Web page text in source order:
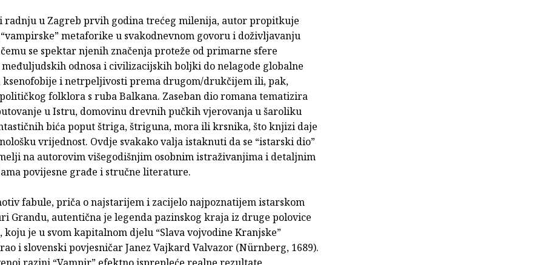
radnju u Zagreb prvih godina trećeg milenija, autor propitkuje
metaforike u svakodnevnom govoru i doživljavanju
se spektar njenih značenja proteže od primarne sfere
odnosa i civilizacijskih boljki do nelagode globalne
ksenofobije i netrpeljivosti prema drugom/drukčijem ili, pak,
folklora s ruba Balkana. Zaseban dio romana tematizira
u Istru, domovinu drevnih pučkih vjerovanja u šaroliku
bića poput štriga, štriguna, mora ili krsnika, što knjizi daje
vrijednost. Ovdje svakako valja istaknuti da se “istarski dio”
na autorovim višegodišnjim osobnim istraživanjima i detaljnim
povijesne građe i stručne literature.
fabule, priča o najstarijem i zacijelo najpoznatijem istarskom
Grandu, autentična je legenda pazinskog kraja iz druge polovice
koju je u svom kapitalnom djelu “Slava vojvodine Kranjske”
i slovenski povjesničar Janez Vajkard Valvazor (Nürnberg, 1689).